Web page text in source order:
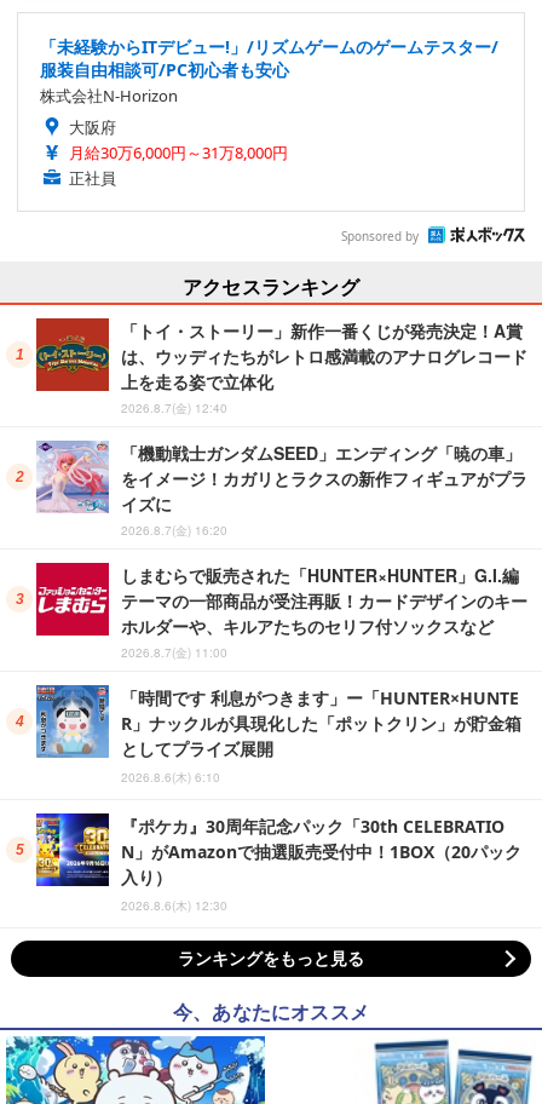
「未経験からITデビュー!」/リズムゲームのゲームテスター/
服装自由相談可/PC初心者も安心
株式会社N-Horizon
大阪府
月給30万6,000円～31万8,000円
正社員
Sponsored by
アクセスランキング
「トイ・ストーリー」新作一番くじが発売決定！A賞
は、ウッディたちがレトロ感満載のアナログレコード
上を走る姿で立体化
2026.8.7(金) 12:40
「機動戦士ガンダムSEED」エンディング「暁の車」
をイメージ！カガリとラクスの新作フィギュアがプラ
イズに
2026.8.7(金) 16:20
しまむらで販売された「HUNTER×HUNTER」G.I.編
テーマの一部商品が受注再販！カードデザインのキー
ホルダーや、キルアたちのセリフ付ソックスなど
2026.8.7(金) 11:00
「時間です 利息がつきます」ー「HUNTER×HUNTE
R」ナックルが具現化した「ポットクリン」が貯金箱
としてプライズ展開
2026.8.6(木) 6:10
『ポケカ』30周年記念パック「30th CELEBRATIO
N」がAmazonで抽選販売受付中！1BOX（20パック
入り）
2026.8.6(木) 12:30
ランキングをもっと見る
今、あなたにオススメ